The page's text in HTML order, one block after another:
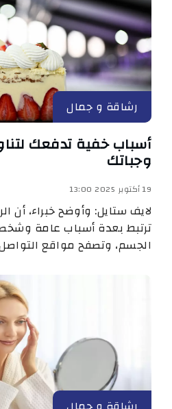
رشاقة و جمال
أسباب خفية تدفعك
وجباتك
19 أكتوبر 2025 13:00
لايف ستايل: وأوضح خبراء، أن
ترتبط بعدة أسباب عامة
الجسم، وتصفح مواقع